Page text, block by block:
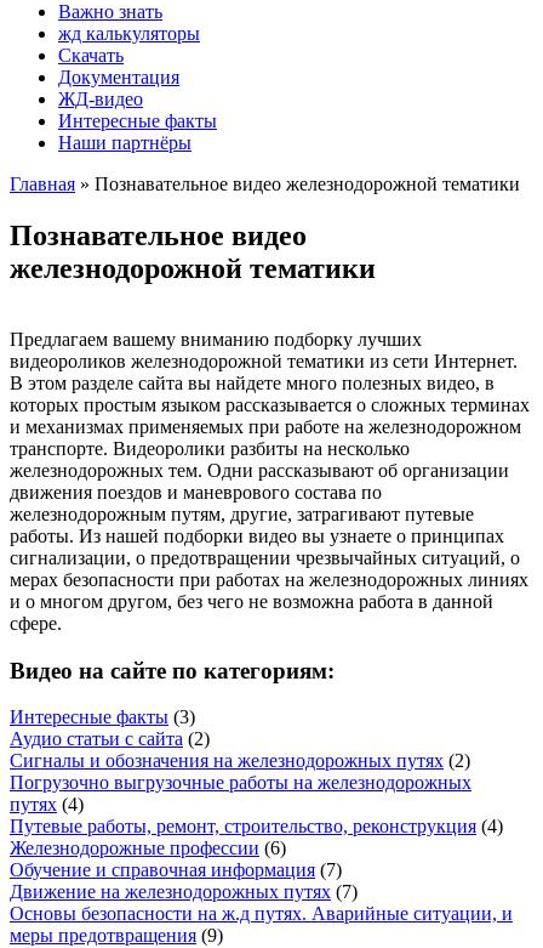
Важно знать
жд калькуляторы
Скачать
Документация
ЖД-видео
Интересные факты
Наши партнёры
Главная » Познавательное видео железнодорожной тематики
Познавательное видео
железнодорожной тематики
Предлагаем вашему вниманию подборку лучших
видеороликов железнодорожной тематики из сети Интернет.
В этом разделе сайта вы найдете много полезных видео, в
которых простым языком рассказывается о сложных терминах
и механизмах применяемых при работе на железнодорожном
транспорте. Видеоролики разбиты на несколько
железнодорожных тем. Одни рассказывают об организации
движения поездов и маневрового состава по
железнодорожным путям, другие, затрагивают путевые
работы. Из нашей подборки видео вы узнаете о принципах
сигнализации, о предотвращении чрезвычайных ситуаций, о
мерах безопасности при работах на железнодорожных линиях
и о многом другом, без чего не возможна работа в данной
сфере.
Видео на сайте по категориям:
Интересные факты (3)
Аудио статьи с сайта (2)
Сигналы и обозначения на железнодорожных путях (2)
Погрузочно выгрузочные работы на железнодорожных
путях (4)
Путевые работы, ремонт, строительство, реконструкция (4)
Железнодорожные профессии (6)
Обучение и справочная информация (7)
Движение на железнодорожных путях (7)
Основы безопасности на ж.д путях. Аварийные ситуации, и
меры предотвращения (9)